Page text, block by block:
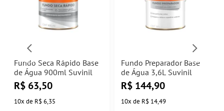
Fundo Seca Rápido Base
de Água 900ml Suvinil
R$ 63,50
10x de R$ 6,35
Fundo Preparador Base
de Água 3,6L Suvinil
R$ 144,90
10x de R$ 14,49